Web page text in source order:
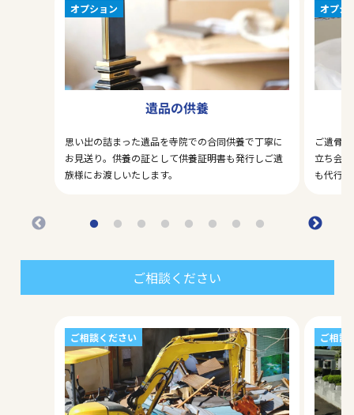
オプション
遺品の供養
思い出の詰まった遺品を寺院での合同供養で丁寧に
お見送り。供養の証として供養証明書も発行しご遺
族様にお渡しいたします。
オプシ
ご遺骨
立ち会
も代行
ご相談ください
ご相談ください ご相談